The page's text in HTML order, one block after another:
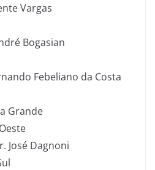
Vargas
Bogasian
Febeliano da Costa
Grande
José Dagnoni